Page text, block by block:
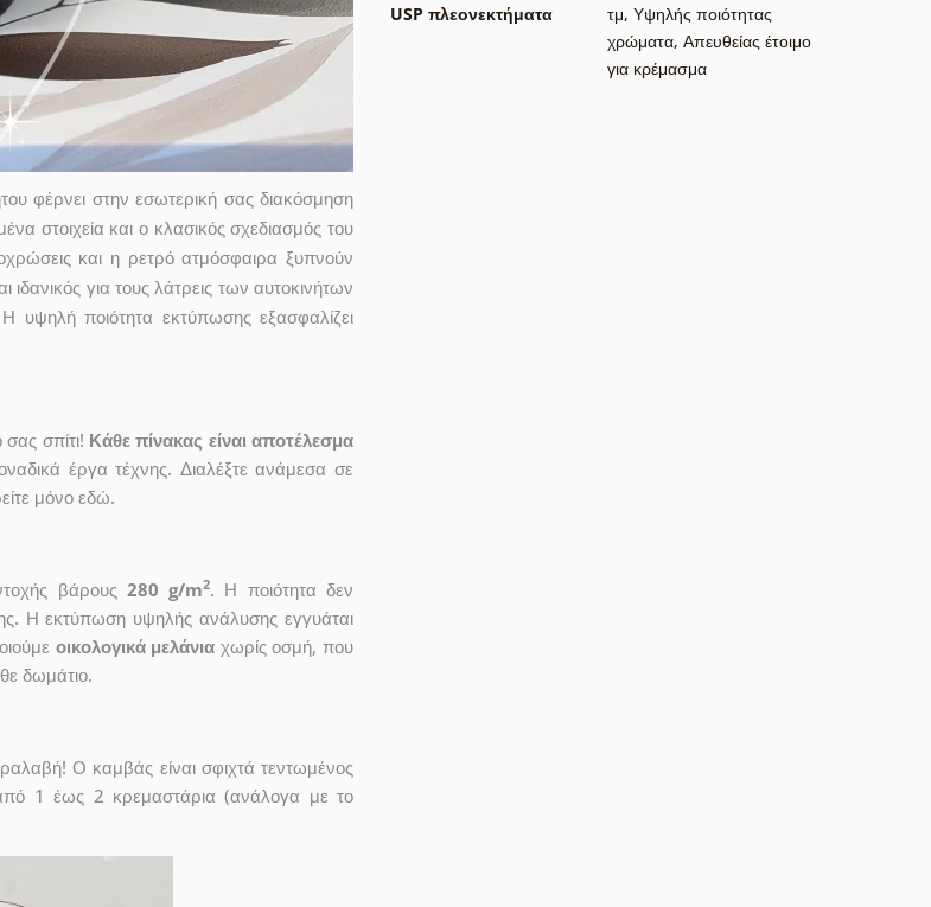
φέρνει στην εσωτερική σας διακόσμηση
στοιχεία και ο κλασικός σχεδιασμός του
και η ρετρό ατμόσφαιρα ξυπνούν
για τους λάτρεις των αυτοκινήτων
υψηλή ποιότητα εκτύπωσης εξασφαλίζει
σπίτι! Κάθε πίνακας είναι αποτέλεσμα
έργα τέχνης. Διαλέξτε ανάμεσα σε
μόνο εδώ.
βάρους 280 g/m2. Η ποιότητα δεν
Η εκτύπωση υψηλής ανάλυσης εγγυάται
οικολογικά μελάνια χωρίς οσμή, που
δωμάτιο.
Ο καμβάς είναι σφιχτά τεντωμένος
1 έως 2 κρεμαστάρια (ανάλογα με το
USP πλεονεκτήματα
τμ, Υψηλής ποιότητας
χρώματα, Απευθείας έτοιμο
για κρέμασμα